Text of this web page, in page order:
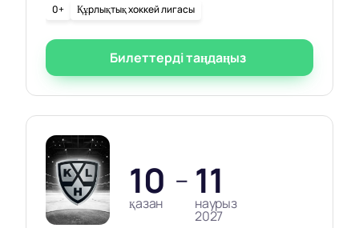
0+ Құрлықтық хоккей лигасы
Билеттерді таңдаңыз
10
қазан
— 11
наурыз
2027